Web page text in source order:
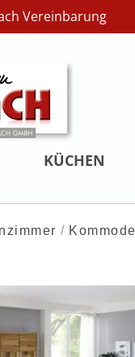
Vereinbarung
KÜCHEN